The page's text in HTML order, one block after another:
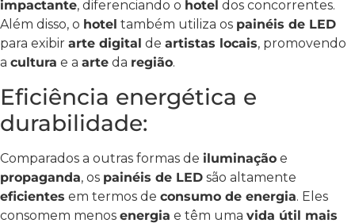
impactante, diferenciando o hotel dos concorrentes.
Além disso, o hotel também utiliza os painéis de LED
para exibir arte digital de artistas locais, promovendo
a cultura e a arte da região.
Eficiência energética e
durabilidade:
Comparados a outras formas de iluminação e
propaganda, os painéis de LED são altamente
eficientes em termos de consumo de energia. Eles
consomem menos energia e têm uma vida útil mais